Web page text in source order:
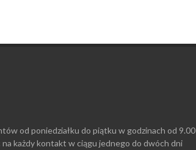
od poniedziałku do piątku w godzinach od 9.00
każdy kontakt w ciągu jednego do dwóch dni